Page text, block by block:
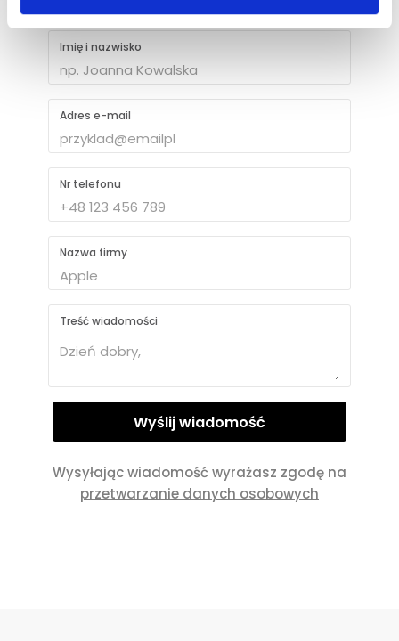
Napisz do nas
Imię i nazwisko
Adres e-mail
Nr telefonu
Nazwa firmy
Treść wiadomości
Wysyłając wiadomość wyrażasz zgodę na
przetwarzanie danych osobowych